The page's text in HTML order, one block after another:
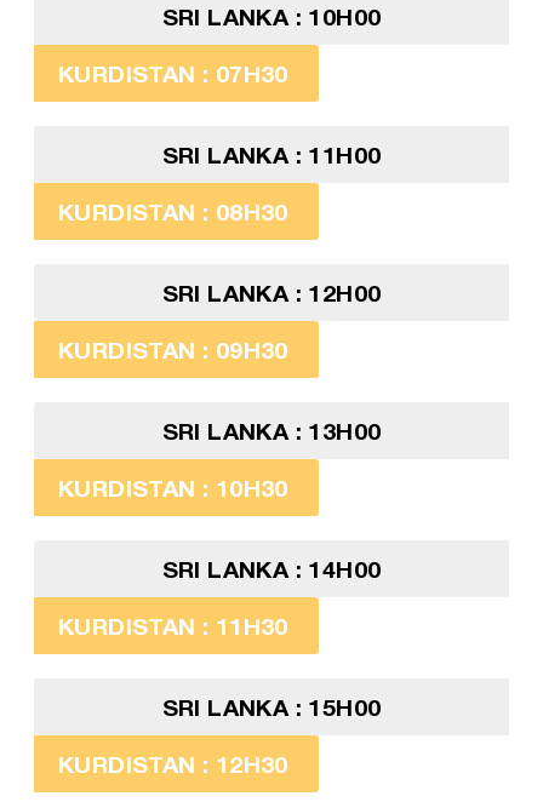
SRI LANKA : 10H00
KURDISTAN : 07H30
SRI LANKA : 11H00
KURDISTAN : 08H30
SRI LANKA : 12H00
KURDISTAN : 09H30
SRI LANKA : 13H00
KURDISTAN : 10H30
SRI LANKA : 14H00
KURDISTAN : 11H30
SRI LANKA : 15H00
KURDISTAN : 12H30